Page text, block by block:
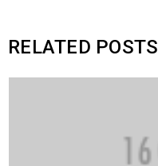
RELATED POSTS